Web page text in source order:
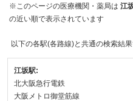
※このページの医療機関・薬局は 江
の近い順で表示されています
以下の各駅(各路線)と共通の検索結
江坂駅:
北大阪急行電鉄
大阪メトロ御堂筋線